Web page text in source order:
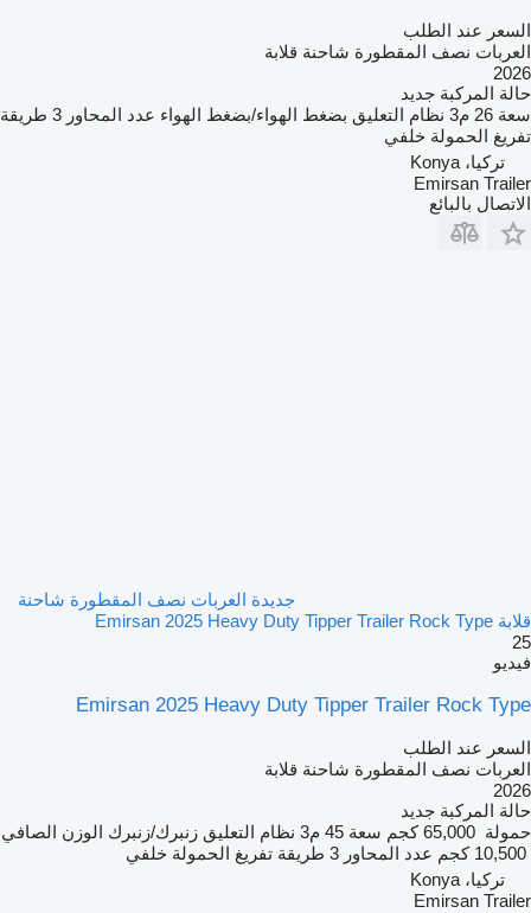
السعر عند الطلب
العربات نصف المقطورة شاحنة قلابة
2026
حالة المركبة جديد
سعة 26 م3 نظام التعليق بضغط الهواء/بضغط الهواء عدد المحاور 3 طريقة
تفريغ الحمولة خلفي
تركيا، Konya
Emirsan Trailer
الاتصال بالبائع
جديدة العربات نصف المقطورة شاحنة
قلابة Emirsan 2025 Heavy Duty Tipper Trailer Rock Type
25
فيديو
Emirsan 2025 Heavy Duty Tipper Trailer Rock Type
السعر عند الطلب
العربات نصف المقطورة شاحنة قلابة
2026
حالة المركبة جديد
حمولة 65,000 كجم سعة 45 م3 نظام التعليق زنبرك/زنبرك الوزن الصافي
10,500 كجم
عدد المحاور 3 طريقة تفريغ الحمولة خلفي
تركيا، Konya
Emirsan Trailer